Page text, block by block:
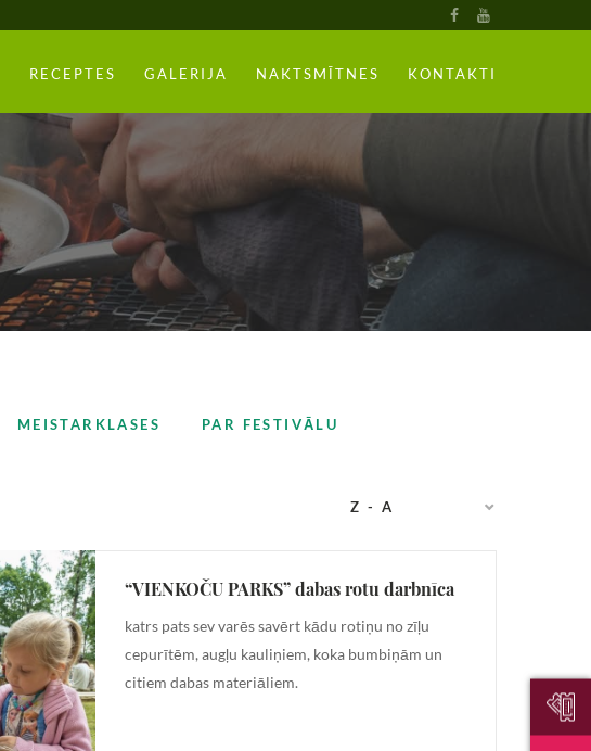
RECEPTES GALERIJA NAKTSMĪTNES KONTAKTI
MEISTARKLASES PAR FESTIVĀLU
Z - A
“VIENKOČU PARKS” dabas rotu darbnīca
katrs pats sev varēs savērt kādu rotiņu no zīļu
cepurītēm, augļu kauliņiem, koka bumbiņām un
citiem dabas materiāliem.